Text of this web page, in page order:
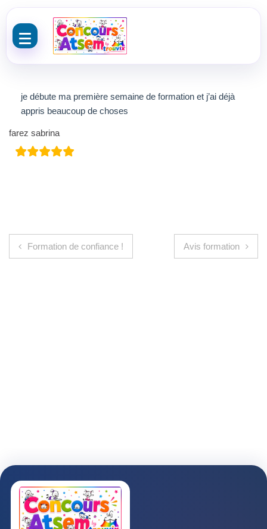
je débute ma première semaine de formation et j’ai déjà
appris beaucoup de choses
farez sabrina
Navigation de l’article
Formation de confiance ! Avis formation